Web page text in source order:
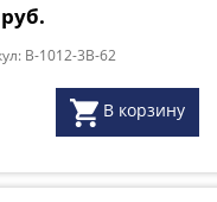
B-1012-3B-62
В корзину